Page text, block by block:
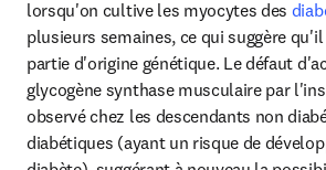
lorsqu'on cultive les myocytes des
plusieurs semaines, ce qui suggère
partie d'origine génétique. Le défaut
glycogène synthase musculaire par
observé chez les descendants non
diabétiques (ayant un risque de